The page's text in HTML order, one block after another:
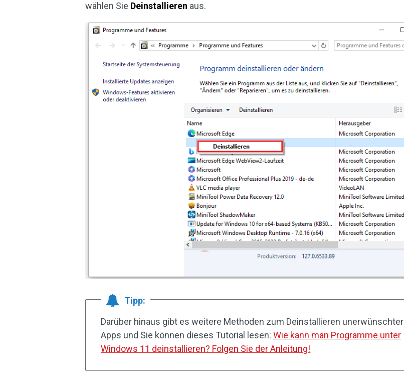
wählen Sie Deinstallieren aus.
Tipp:
Darüber hinaus gibt es weitere Methoden zum Deinstallieren unerwünschter
Apps und Sie können dieses Tutorial lesen:Wie kann man Programme unter
Windows 11 deinstallieren? Folgen Sie der Anleitung!